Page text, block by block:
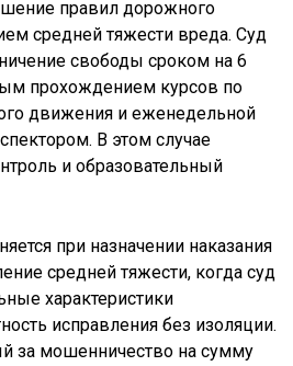
правил дорожного
средней тяжести вреда. Суд
свободы сроком на 6
прохождением курсов по
движения и еженедельной
В этом случае
и образовательный
при назначении наказания
средней тяжести, когда суд
характеристики
исправления без изоляции.
за мошенничество на сумму